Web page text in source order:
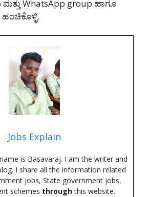
WhatsApp group ಹಾಗೂ
Jobs Explain
is Basavaraj. I am the writer and
I share all the information related
jobs, State government jobs,
schemes throughthis website.